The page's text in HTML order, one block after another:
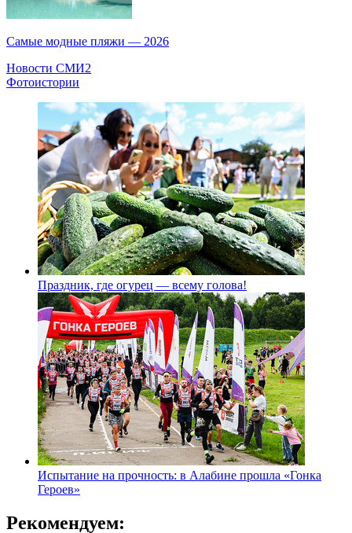
Самые модные пляжи — 2026
Новости СМИ2
Фотоистории
Праздник, где огурец — всему голова!
Испытание на прочность: в Алабине прошла «Гонка
Героев»
Рекомендуем: